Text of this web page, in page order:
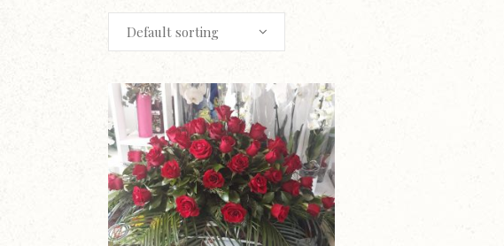
Default sorting